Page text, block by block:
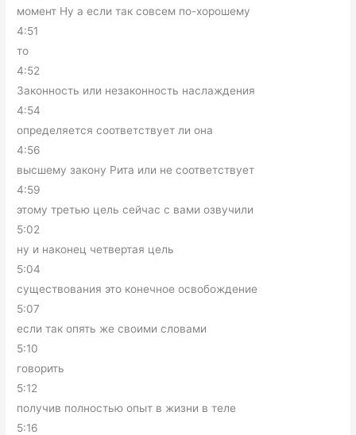
момент Ну а если так совсем по-хорошему
4:51
то
4:52
Законность или незаконность наслаждения
4:54
определяется соответствует ли она
4:56
высшему закону Рита или не соответствует
4:59
этому третью цель сейчас с вами озвучили
5:02
ну и наконец четвертая цель
5:04
существования это конечное освобождение
5:07
если так опять же своими словами
5:10
говорить
5:12
получив полностью опыт в жизни в теле
5:16